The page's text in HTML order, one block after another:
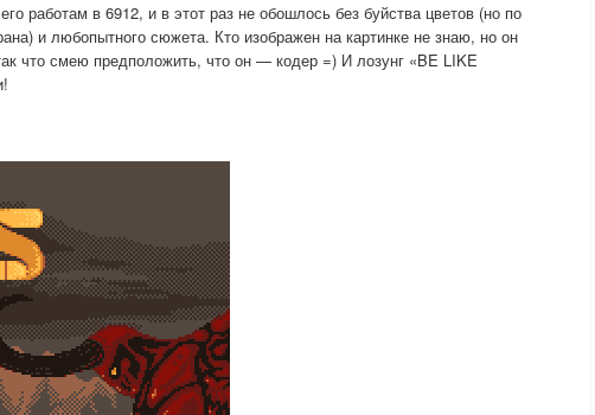
работам в 6912, и в этот раз не обошлось без буйства цветов (но по
и любопытного сюжета. Кто изображен на картинке не знаю, но он
что смею предположить, что он — кодер =) И лозунг «BE LIKE